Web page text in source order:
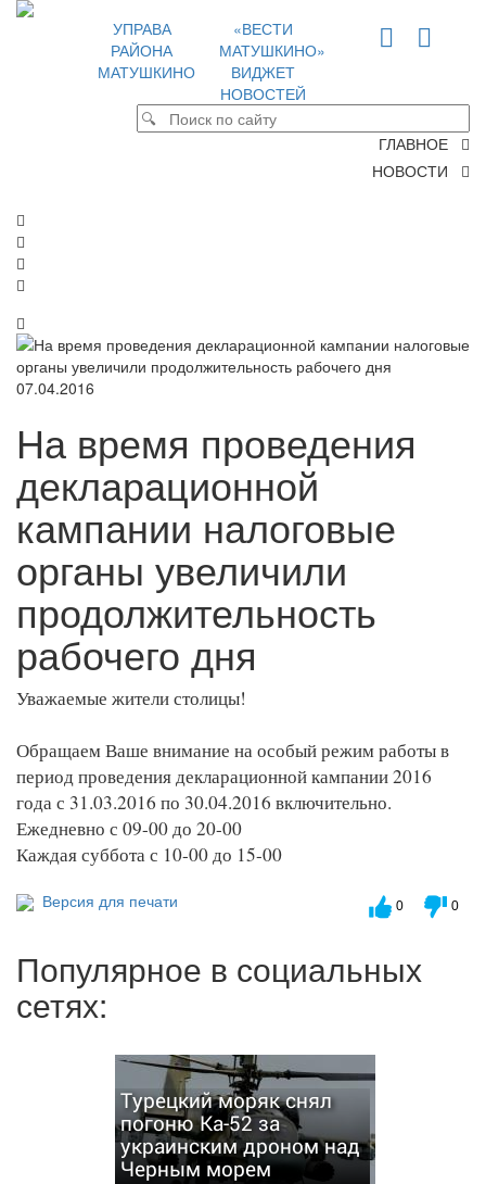
УПРАВА
РАЙОНА
МАТУШКИНО
«ВЕСТИ
МАТУШКИНО»
ВИДЖЕТ
НОВОСТЕЙ
ГЛАВНОЕ
НОВОСТИ
07.04.2016
На время проведения
декларационной
кампании налоговые
органы увеличили
продолжительность
рабочего дня
Уважаемые жители столицы!
Обращаем Ваше внимание на особый режим работы в
период проведения декларационной кампании 2016
года с 31.03.2016 по 30.04.2016 включительно.
Ежедневно с 09-00 до 20-00
Каждая суббота с 10-00 до 15-00
Версия для печати 0 0
Популярное в социальных
сетях:
Турецкий моряк снял
погоню Ка-52 за
украинским дроном над
Черным морем